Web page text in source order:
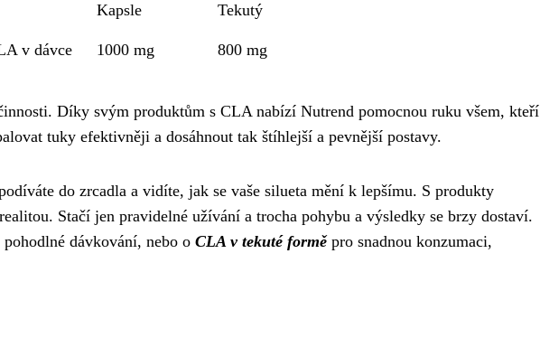
Kapsle Tekutý
v dávce 1000 mg 800 mg
Díky svým produktům s CLA nabízí Nutrend pomocnou ruku všem, kteří
tuky efektivněji a dosáhnout tak štíhlejší a pevnější postavy.
do zrcadla a vidíte, jak se vaše silueta mění k lepšímu. S produkty
Stačí jen pravidelné užívání a trocha pohybu a výsledky se brzy dostaví.
pohodlné dávkování, nebo o CLA v tekuté forměpro snadnou konzumaci,